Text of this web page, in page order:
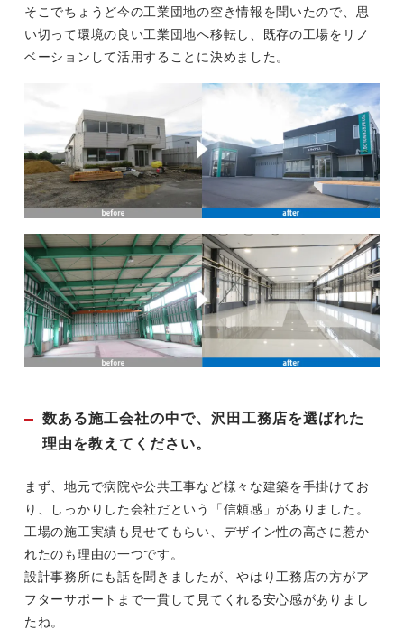
そこでちょうど今の工業団地の空き情報を聞いたので、思
い切って環境の良い工業団地へ移転し、既存の工場をリノ
ベーションして活用することに決めました。
数ある施工会社の中で、沢田工務店を選ばれた
理由を教えてください。
まず、地元で病院や公共工事など様々な建築を手掛けてお
り、しっかりした会社だという「信頼感」がありました。
工場の施工実績も見せてもらい、デザイン性の高さに惹か
れたのも理由の一つです。
設計事務所にも話を聞きましたが、やはり工務店の方がア
フターサポートまで一貫して見てくれる安心感がありまし
たね。